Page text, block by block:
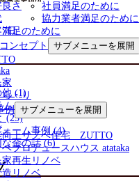
社員満足のために
協力業者満足のために
満足のために
ンセプト
サブメニューを展開
・り
例 サブメニューを展開
向上リノベ住宅 ZUTTO
プロデュースハウス atataka
家再生リノベ
造リノベ
さ
7日
他 (1)
ム (40)
(23)
ォーム事例 (4)
な金の話 (6)